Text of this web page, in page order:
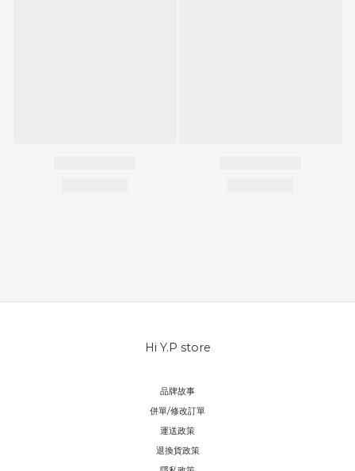
Hi Y.P store
品牌故事
併單/修改訂單
運送政策
退換貨政策